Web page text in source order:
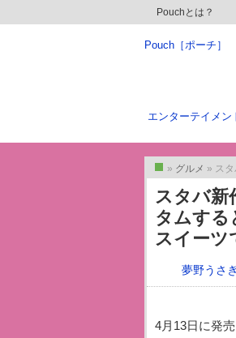
Pouchとは？
Pouch［ポーチ］
エンターテイメン
» グルメ » スタ
スタバ新
タムする
スイーツ
夢野うさ
4月13日に発